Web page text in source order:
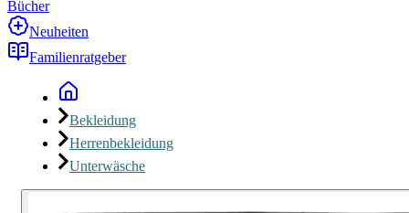
Bücher
Neuheiten
Familienratgeber
Bekleidung
Herrenbekleidung
Unterwäsche